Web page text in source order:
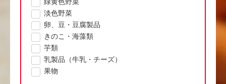
緑黄色野菜
淡色野菜
卵、豆・豆腐製品
きのこ・海藻類
芋類
乳製品（牛乳・チーズ）
果物